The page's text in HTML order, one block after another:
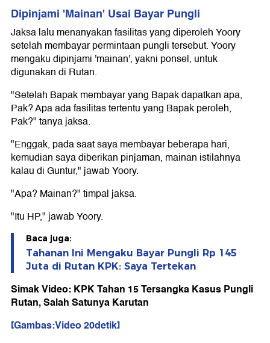
Dipinjami 'Mainan' Usai Bayar Pungli
Jaksa lalu menanyakan fasilitas yang diperoleh Yoory
setelah membayar permintaan pungli tersebut. Yoory
mengaku dipinjami 'mainan', yakni ponsel, untuk
digunakan di Rutan.
"Setelah Bapak membayar yang Bapak dapatkan apa,
Pak? Apa ada fasilitas tertentu yang Bapak peroleh,
Pak?" tanya jaksa.
"Enggak, pada saat saya membayar beberapa hari,
kemudian saya diberikan pinjaman, mainan istilahnya
kalau di Guntur," jawab Yoory.
"Apa? Mainan?" timpal jaksa.
"Itu HP," jawab Yoory.
Baca juga:
Tahanan Ini Mengaku Bayar Pungli Rp 145
Juta di Rutan KPK: Saya Tertekan
Simak Video: KPK Tahan 15 Tersangka Kasus Pungli
Rutan, Salah Satunya Karutan
[Gambas:Video 20detik]